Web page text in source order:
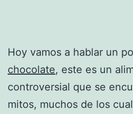
Hoy vamos a hablar un
chocolate, este es un
controversial que se
mitos, muchos de los